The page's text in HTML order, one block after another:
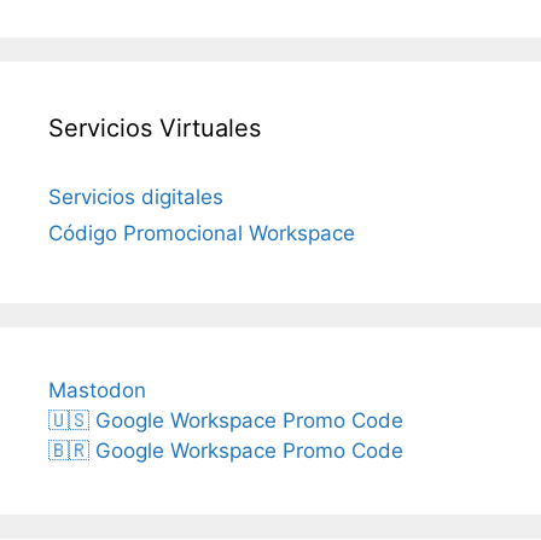
Servicios Virtuales
Servicios digitales
Código Promocional Workspace
Mastodon
🇺🇸 Google Workspace Promo Code
🇧🇷 Google Workspace Promo Code